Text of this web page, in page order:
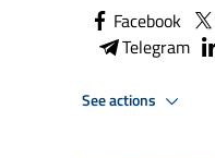
Facebook
Telegram
See actions